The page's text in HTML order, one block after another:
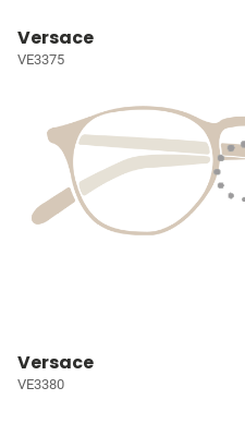
Versace
VE3375
Versace
VE3380